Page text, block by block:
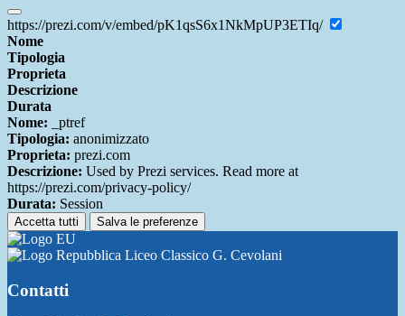
https://prezi.com/v/embed/pK1qsS6x1NkMpUP3ETIq/
Nome
Tipologia
Proprieta
Descrizione
Durata
Nome: _ptref
Tipologia: anonimizzato
Proprieta: prezi.com
Descrizione: Used by Prezi services. Read more at
https://prezi.com/privacy-policy/
Durata: Session
Accetta tutti Salva le preferenze
Liceo Classico G. Cevolani
Contatti